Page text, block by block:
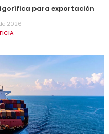
para exportación
2026